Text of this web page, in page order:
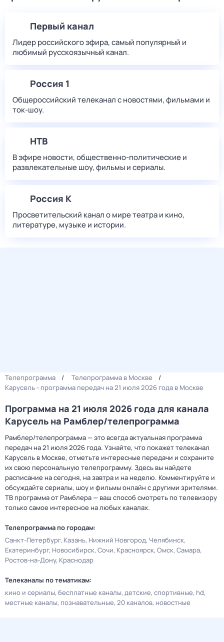
Первый канал
Лидер российского эфира, самый популярный и
любимый русскоязычный канал.
Россия 1
Общероссийский телеканал с новостями, фильмами и
ток-шоу.
НТВ
В эфире новости, общественно-политические и
развлекательные шоу, фильмы и сериалы.
Россия К
Просветительский канал о мире театра и кино,
литературе, музыке и истории.
Телепрограмма
Телепрограмма в Москве
Карусель - программа передач на 21 июля 2026 года в Москве
Программа на 21 июля 2026 года для канала
Карусель на Рамблер/телепрограмма
Рамблер/телепрограмма — это всегда актуальная программа
передач на 21 июля 2026 года. Узнайте, что покажет телеканал
Карусель в Москве, отметьте интересные передачи и сохраните
их свою персональную телепрограмму. Здесь вы найдете
расписание на сегодня, на завтра и на неделю. Комментируйте и
обсуждайте сериалы, шоу и фильмы онлайн с другими зрителями.
ТВ программа от Рамблера — ваш способ смотреть по телевизору
только самое интересное на любых каналах.
Телепрограмма по городам:
Санкт-Петербург Казань Нижний Новгород Челябинск
Екатеринбург Новосибирск Сочи Красноярск Омск Самара
Ростов-на-Дону Краснодар
Телеканалы по тематикам:
кино и сериалы бесплатные каналы детские спортивные hd
местные каналы познавательные 20 каналов новостные